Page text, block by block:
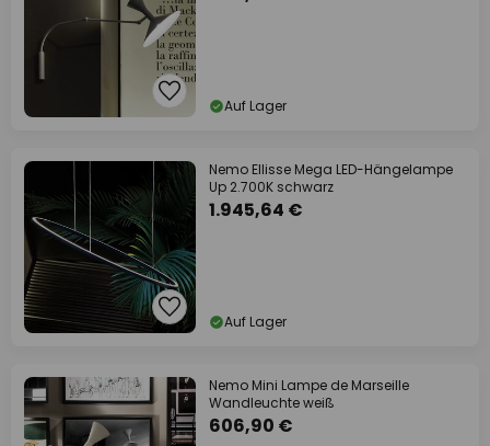
Auf Lager
Nemo Ellisse Mega LED-Hängelampe
Up 2.700K schwarz
1.945,64 €
Auf Lager
Nemo Mini Lampe de Marseille
Wandleuchte weiß
606,90 €